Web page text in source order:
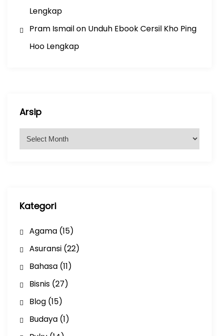
Lengkap
Pram Ismailon Unduh Ebook Cersil Kho Ping
Hoo Lengkap
Arsip
Kategori
Agama(15)
Asuransi(22)
Bahasa(11)
Bisnis(27)
Blog(15)
Budaya(1)